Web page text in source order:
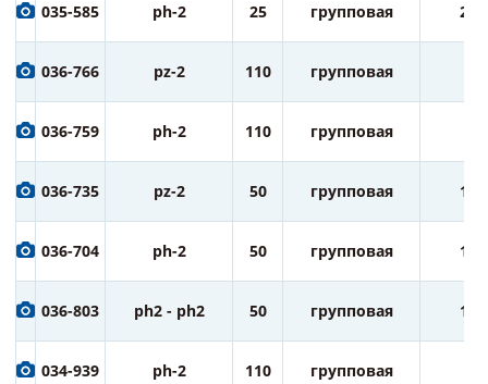
035-585 ph-2 25 групповая 20
036-766 pz-2 110 групповая
036-759 ph-2 110 групповая
036-735 pz-2 50 групповая 10
036-704 ph-2 50 групповая 10
036-803 ph2 - ph2 50 групповая 10
034-939 ph-2 110 групповая